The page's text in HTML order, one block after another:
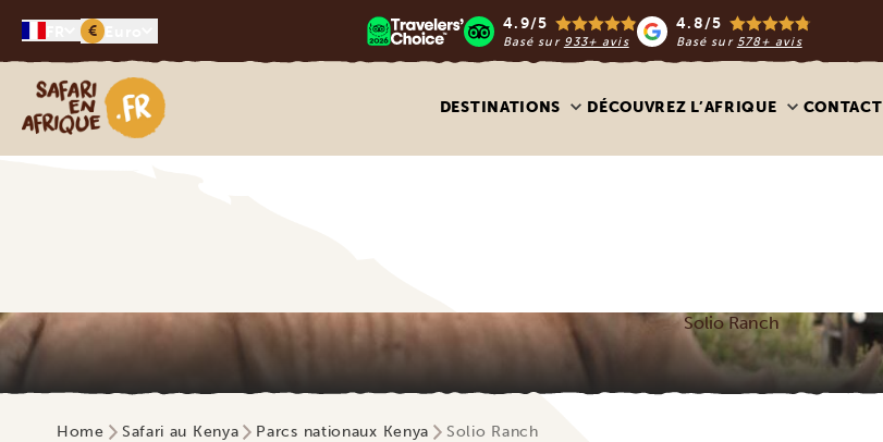
€ 4.9/5
Basé sur 933+ avis
4.8/5
Basé sur 578+ avis
Safari en Afrique
DESTINATIONS DÉCOUVREZ L’AFRIQUE CONTACT
Solio Ranch
Home Safari au Kenya Parcs nationaux Kenya Solio Ranch